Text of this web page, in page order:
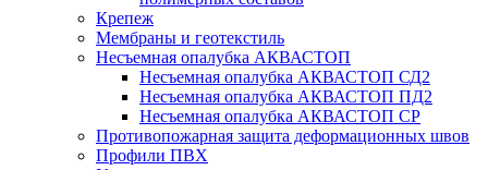
Крепеж
Мембраны и геотекстиль
Несъемная опалубка АКВАСТОП
Несъемная опалубка АКВАСТОП СД2
Несъемная опалубка АКВАСТОП ПД2
Несъемная опалубка АКВАСТОП СР
Противопожарная защита деформационных швов
Профили ПВХ